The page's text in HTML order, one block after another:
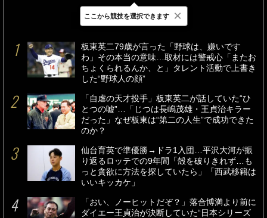
最新 24時間 週間
板東英二79歳が言った「野球は、嫌いです
わ」その本当の意味…取材には警戒心「またお
ちょくられるんか、と」タレント活動で上書き
した“野球人の顔”
「自虐の天才投手」板東英二が話していた“ひ
とつの嘘”…「じつは長嶋茂雄・王貞治キラー
だった」なぜ板東は“第二の人生”で成功できた
のか？
仙台育英で準優勝→ドラ1入団…平沢大河が振
り返るロッテでの9年間「殻を破りきれず…も
っと貪欲に方法を探していたら」「西武移籍は
いいキッカケ」
「おい、ノーヒットだぞ？」落合博満より前に
ダイエー王貞治が決断していた“日本シリーズ
ここから競技を選択できます ×